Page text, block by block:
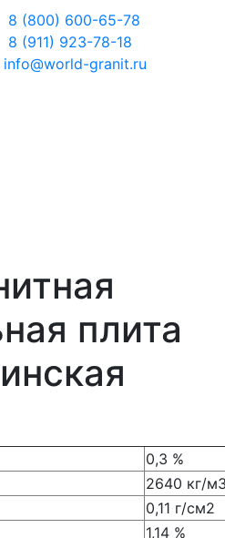
8 (800) 600-65-78
8 (911) 923-78-18
info@world-granit.ru
плита
0,3 %
2640 кг/
0,11 г/см2
1,14 %